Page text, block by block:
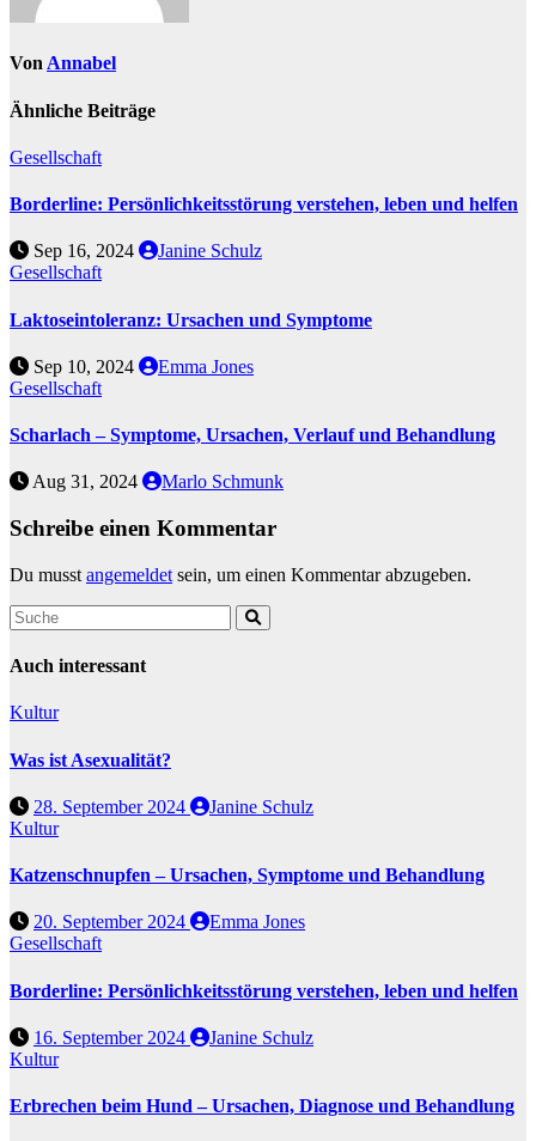
Von Annabel
Ähnliche Beiträge
Gesellschaft
Borderline: Persönlichkeitsstörung verstehen, leben und helfen
Sep 16, 2024
Janine Schulz
Gesellschaft
Laktoseintoleranz: Ursachen und Symptome
Sep 10, 2024
Emma Jones
Gesellschaft
Scharlach – Symptome, Ursachen, Verlauf und Behandlung
Aug 31, 2024 Marlo Schmunk
Schreibe einen Kommentar
Du musst angemeldet sein, um einen Kommentar abzugeben.
Auch interessant
Kultur
Was ist Asexualität?
28. September 2024
Janine Schulz
Kultur
Katzenschnupfen – Ursachen, Symptome und Behandlung
20. September 2024
Emma Jones
Gesellschaft
Borderline: Persönlichkeitsstörung verstehen, leben und helfen
16. September 2024
Janine Schulz
Kultur
Erbrechen beim Hund – Ursachen, Diagnose und Behandlung